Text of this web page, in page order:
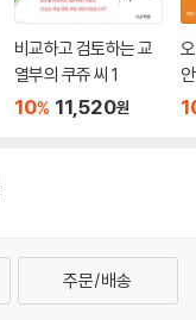
비교하고 검토하는 교
열부의 쿠쥬 씨 1
10% 11,520원
주문/배송